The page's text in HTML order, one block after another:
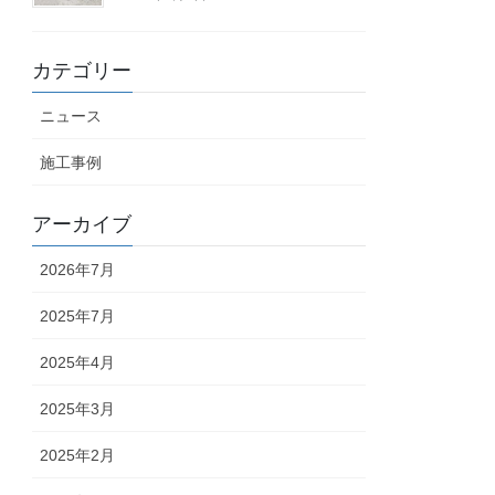
カテゴリー
ニュース
施工事例
アーカイブ
2026年7月
2025年7月
2025年4月
2025年3月
2025年2月